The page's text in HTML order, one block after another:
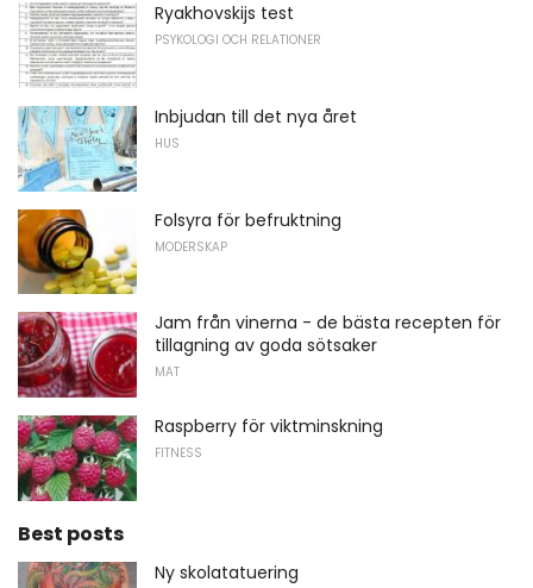
Ryakhovskijs test
PSYKOLOGI OCH RELATIONER
Inbjudan till det nya året
HUS
Folsyra för befruktning
MODERSKAP
Jam från vinerna - de bästa recepten för
tillagning av goda sötsaker
MAT
Raspberry för viktminskning
FITNESS
Best posts
Ny skolatatuering